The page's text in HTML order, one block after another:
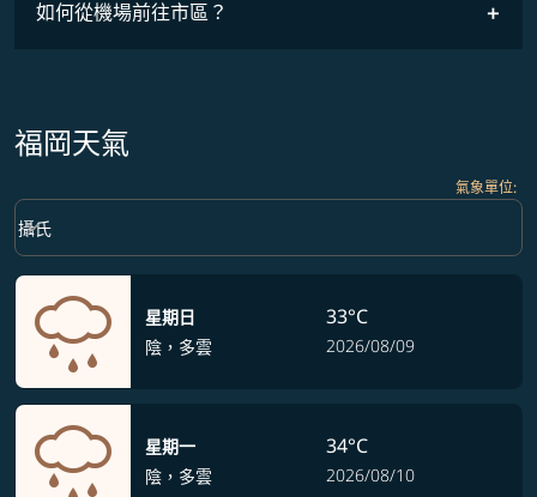
如何從機場前往市區？
福岡天氣
氣象單位:
Weather unit option 攝氏 Selected
攝氏
keyboard_arrow_down
星期日
陰，多雲
33°C
2026/08/09
星期一
陰，多雲
34°C
2026/08/10